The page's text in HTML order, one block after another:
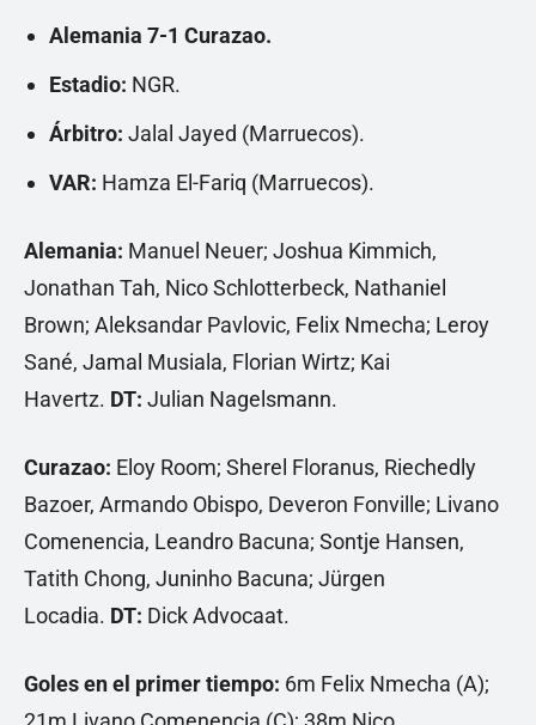
Alemania 7-1 Curazao.
Estadio: NGR.
Árbitro: Jalal Jayed (Marruecos).
VAR: Hamza El-Fariq (Marruecos).
Alemania: Manuel Neuer; Joshua Kimmich,
Jonathan Tah, Nico Schlotterbeck, Nathaniel
Brown; Aleksandar Pavlovic, Felix Nmecha; Leroy
Sané, Jamal Musiala, Florian Wirtz; Kai
Havertz. DT: Julian Nagelsmann.
Curazao: Eloy Room; Sherel Floranus, Riechedly
Bazoer, Armando Obispo, Deveron Fonville; Livano
Comenencia, Leandro Bacuna; Sontje Hansen,
Tatith Chong, Juninho Bacuna; Jürgen
Locadia. DT: Dick Advocaat.
Goles en el primer tiempo: 6m Felix Nmecha (A);